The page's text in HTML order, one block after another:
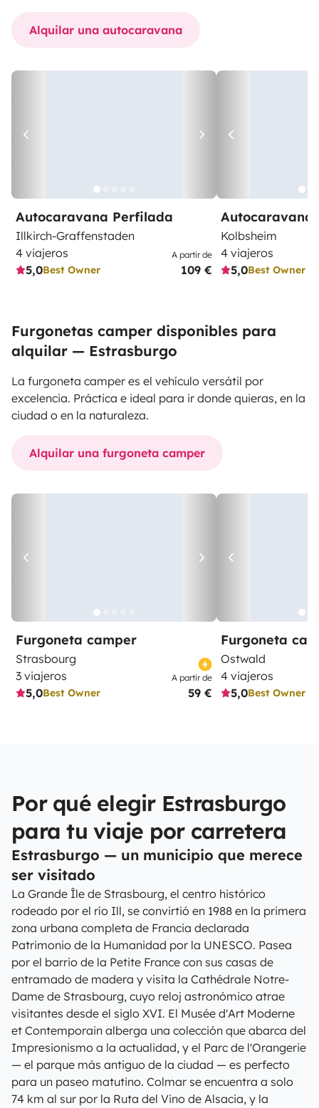
Alquilar una autocaravana
Autocaravana Perfilada
Illkirch-Graffenstaden
4 viajeros
5,0Best Owner
A partir de
109 €
Autocaravana
Kolbsheim
4 viajeros
5,0Best Owner
Furgonetas camper disponibles para
alquilar — Estrasburgo
La furgoneta camper es el vehículo versátil por
excelencia. Práctica e ideal para ir donde quieras, en la
ciudad o en la naturaleza.
Alquilar una furgoneta camper
Furgoneta camper
Strasbourg
3 viajeros
5,0Best Owner
A partir de
59 €
Furgoneta
Ostwald
4 viajeros
5,0Best Owner
Por qué elegir Estrasburgo
para tu viaje por carretera
Estrasburgo — un municipio que merece
ser visitado
La Grande Île de Strasbourg, el centro histórico
rodeado por el río Ill, se convirtió en 1988 en la primera
zona urbana completa de Francia declarada
Patrimonio de la Humanidad por la UNESCO. Pasea
por el barrio de la Petite France con sus casas de
entramado de madera y visita la Cathédrale Notre-
Dame de Strasbourg, cuyo reloj astronómico atrae
visitantes desde el siglo XVI. El Musée d'Art Moderne
et Contemporain alberga una colección que abarca del
Impresionismo a la actualidad, y el Parc de l'Orangerie
— el parque más antiguo de la ciudad — es perfecto
para un paseo matutino. Colmar se encuentra a solo
74 km al sur por la Ruta del Vino de Alsacia, y la